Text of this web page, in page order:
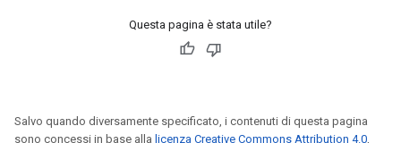
Questa pagina è stata utile?
Salvo quando diversamente specificato, i contenuti di questa pagina
sono concessi in base alla licenza Creative Commons Attribution 4.0,